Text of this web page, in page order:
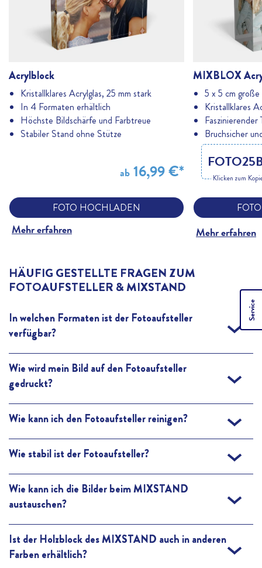
Acrylblock
Kristallklares Acrylglas, 25 mm stark
In 4 Formaten erhältlich
Höchste Bildschärfe und Farbtreue
Stabiler Stand ohne Stütze
ab 16,99 €*
FOTO HOCHLADEN
Mehr erfahren
MIXBLOX
5 x 5 cm
Kristallklares
Bruchsicher
Klicken zum
Mehr erfahren
HÄUFIG GESTELLTE FRAGEN ZUM
FOTOAUFSTELLER & MIXSTAND
In welchen Formaten ist der Fotoaufsteller
verfügbar?
verschiedene Umgebungen und Anordnungen - im Hochformat
als 13 x 18 cm und 20 x 25 cm sowie quadratisch als 15 x 15 cm.
Wie wird mein Bild auf den Fotoaufsteller
gedruckt?
detailreiche Farben auf der edlen Hochglanz-Oberfläche.
Wie kann ich den Fotoaufsteller reinigen?
trockenen Tuch reinigen.
Wie stabil ist der Fotoaufsteller?
Bilderrahmen benötig, da der Fotoaufsteller selbststehend ist.
Wie kann ich die Bilder beim MIXSTAND
austauschen?
deiner 6 gedruckten Fotos aus und stecke es in die Vorrichtung
des Holzblocks. Dein Foto steht sicher und benötigt keine
Ist der Holzblock des MIXSTAND auch in anderen
Farben erhältlich?
Service